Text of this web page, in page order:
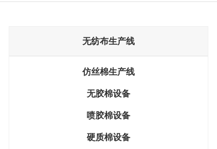
无纺布生产线
仿丝棉生产线
无胶棉设备
喷胶棉设备
硬质棉设备